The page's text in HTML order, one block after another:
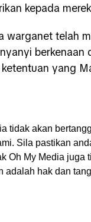
kepada
warganet telah
yang
tidak akan
Sila pastikan
Oh My Media juga
adalah hak dan